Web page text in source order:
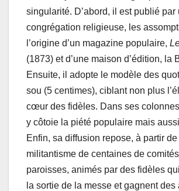
singularité. D’abord, il est publié par
congrégation religieuse, les
l’origine d’un magazine populaire,
(1873) et d’une maison d’édition, la
Ensuite, il adopte le modèle des
sou (5 centimes), ciblant non plus
cœur des fidèles. Dans ses
y côtoie la piété populaire mais
Enfin, sa diffusion repose, à partir
militantisme de centaines de
paroisses, animés par des fidèles
la sortie de la messe et gagnent